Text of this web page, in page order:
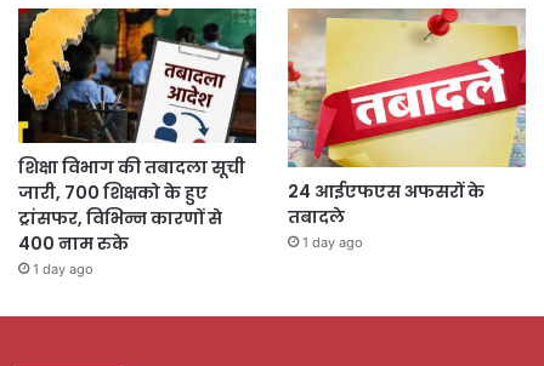
शिक्षा विभाग की तबादला सूची
जारी, 700 शिक्षको के हुए
ट्रांसफर, विभिन्न कारणों से
400 नाम रुके
1 day ago
24 आईएफएस अफसरों के
तबादले
1 day ago